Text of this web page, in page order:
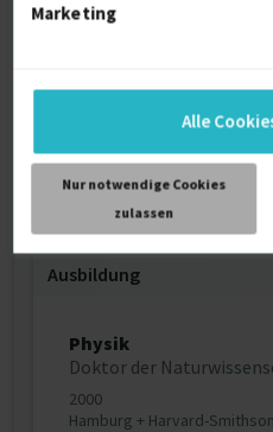
Marketing
Alle
Nur notwendige Cookies
zulassen
Prosci Certified
Project Management
2003
Ausbildung
Physik
Doktor der
2000
Hamburg + Harvard-